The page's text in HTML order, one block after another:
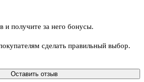
и получите за него бонусы.
сделать правильный выбор.
Оставить отзыв